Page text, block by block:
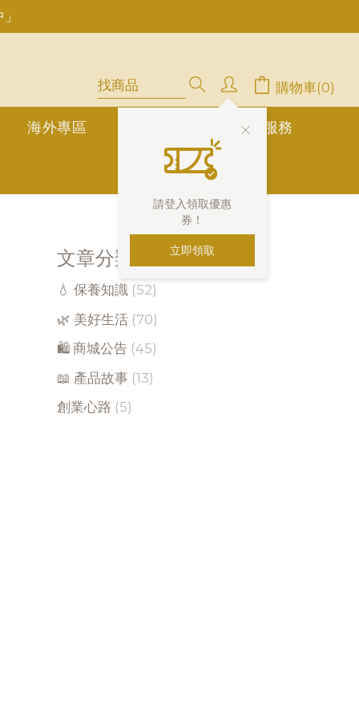
請登入領取優惠
券！
立即領取
購物車(0)
海外專區 1對1真人服務
文章分類
💧 保養知識 (52)
🌿 美好生活 (70)
🛍 商城公告 (45)
📖 產品故事 (13)
創業心路 (5)